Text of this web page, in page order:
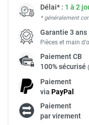
Délai* : 1 à 2
* généralement
Garantie 3 ans
Pièces et main
PaiementCB
100% sécurisé (
Paiement
via PayPal
Paiement
par virement